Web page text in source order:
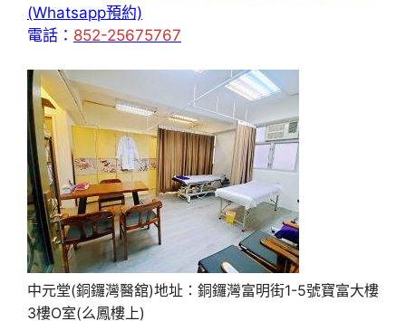
(Whatsapp預約)
電話： 852-25675767
中元堂(銅鑼灣醫舘)地址：銅鑼灣富明街1-5號寶富大樓
3樓O室(么鳳樓上)